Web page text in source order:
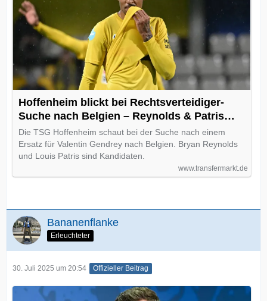
Hoffenheim blickt bei Rechtsverteidiger-
Suche nach Belgien – Reynolds & Patris
Kandidaten
Die TSG Hoffenheim schaut bei der Suche nach einem
Ersatz für Valentin Gendrey nach Belgien. Bryan Reynolds
und Louis Patris sind Kandidaten.
www.transfermarkt.de
Bananenflanke
Erleuchteter
30. Juli 2025 um 20:54 Offizieller Beitrag